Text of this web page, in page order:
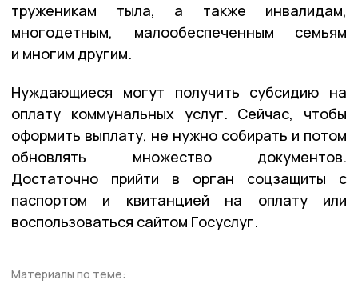
труженикам тыла, а также инвалидам,
многодетным, малообеспеченным семьям
и многим другим.
Нуждающиеся могут получить субсидию на
оплату коммунальных услуг. Сейчас, чтобы
оформить выплату, не нужно собирать и потом
обновлять множество документов.
Достаточно прийти в орган соцзащиты с
паспортом и квитанцией на оплату или
воспользоваться сайтом Госуслуг.
Материалы по теме: